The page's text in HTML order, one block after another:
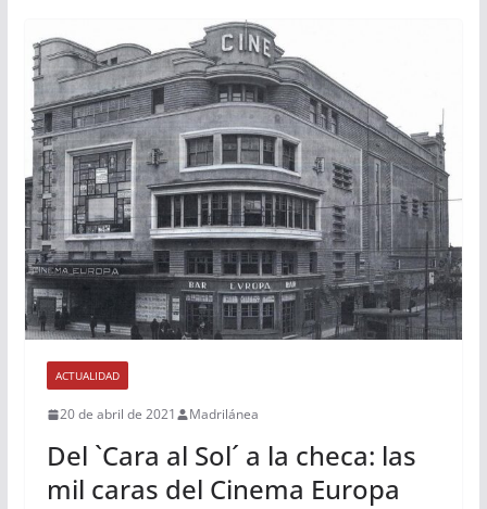
ACTUALIDAD
20 de abril de 2021 Madrilánea
Del `Cara al Sol´ a la checa: las
mil caras del Cinema Europa